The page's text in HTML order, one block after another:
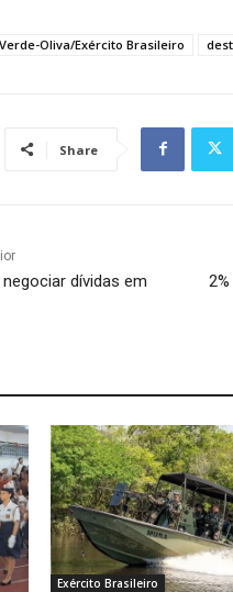
Oliva/Exército Brasileiro
Share
dívidas em
Exército Brasileiro